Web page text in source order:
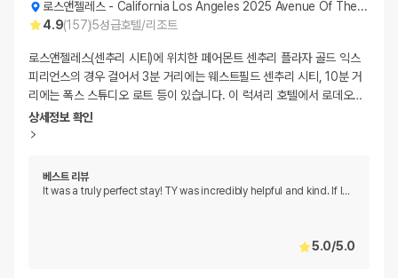
로스앤젤레스- California Los Angeles 2025 Avenue Of The Stars
4.9(157)5성급호텔/리조트
로스앤젤레스(센추리 시티)에 위치한 페어몬트 센추리 플라자 골드 익스
피리언스의 경우 걸어서 3분 거리에는 웨스트필드 센추리 시티, 10분 거
리에는 폭스 스튜디오 로트 등이 있습니다. 이 럭셔리 호텔에서 로데오…
상세정보 확인
베스트 리뷰
It was a truly perfect stay! TY was incredibly helpful and kind. If I …
5.0/5.0